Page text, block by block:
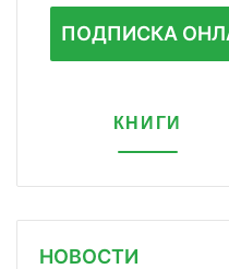
ПОДПИСКА
КНИГИ
НОВОСТИ